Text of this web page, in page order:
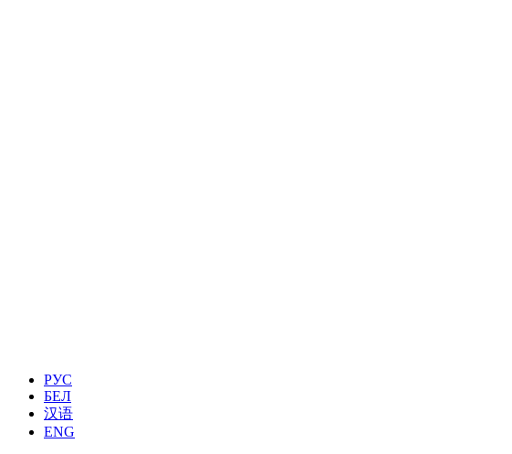
РУС
БЕЛ
汉语
ENG